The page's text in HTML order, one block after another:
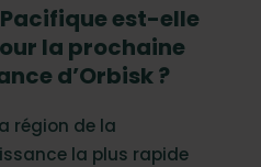
est-elle
la prochaine
d’Orbisk ?
région de la
la plus rapide